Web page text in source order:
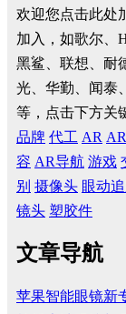
欢迎您点击此处
加入，如歌尔、
黑鲨、联想、耐
光、华勤、闻泰
等，点击下方关
品牌 代工 AR
容 AR导航 游戏
别 摄像头 眼动
镜头 塑胶件
文章导航
苹果智能眼镜新